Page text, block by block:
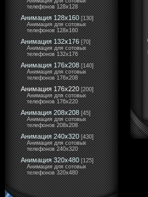
телефонов 128x128
Анимация 128x160 [130]
Анимация для сотовых
телефонов 128x160
Анимация 132x176 [70]
Анимация для сотовых
телефонов 132x176
Анимация 176x208 [140]
Анимация для сотовых
телефонов 176x208
Анимация 176x220 [200]
Анимация для сотовых
телефонов 176x220
Анимация 208x208 [45]
Анимация для сотовых
телефонов 208x208
Анимация 240x320 [430]
Анимация для сотовых
телефонов 240x320
Анимация 320x480 [125]
Анимация для сотовых
телефонов 320x480